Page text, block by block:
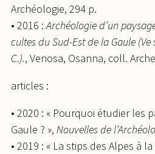
Archéologie, 294 p.
• 2016 :Archéologie d’un
cultes du Sud-Est de la Gaule (Ve
C.)., Venosa, Osanna, coll.
articles :
• 2020 : « Pourquoi étudier les
Gaule ? », Nouvelles de
• 2019 : « La stips des Alpes à